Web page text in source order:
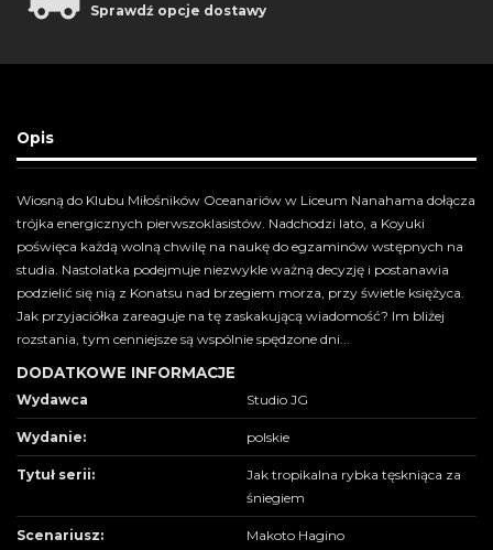
Sprawdź opcje dostawy
Opis
Wiosną do Klubu Miłośników Oceanariów w Liceum Nanahama dołącza
trójka energicznych pierwszoklasistów. Nadchodzi lato, a Koyuki
poświęca każdą wolną chwilę na naukę do egzaminów wstępnych na
studia. Nastolatka podejmuje niezwykle ważną decyzję i postanawia
podzielić się nią z Konatsu nad brzegiem morza, przy świetle księżyca.
Jak przyjaciółka zareaguje na tę zaskakującą wiadomość? Im bliżej
rozstania, tym cenniejsze są wspólnie spędzone dni...
DODATKOWE INFORMACJE
Wydawca Studio JG
Wydanie: polskie
Tytuł serii:
Jak tropikalna rybka tęskniąca za
śniegiem
Scenariusz: Makoto Hagino